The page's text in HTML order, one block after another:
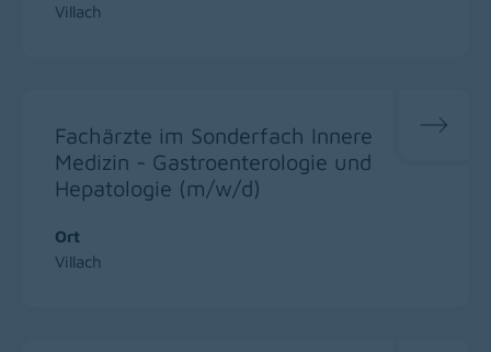
Villach
Fachärzte im Sonderfach Innere
Medizin - Gastroenterologie und
Hepatologie (m/w/d)
Ort
Villach